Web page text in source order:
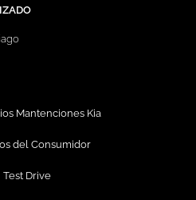
Mantenciones Kia
del Consumidor
Test Drive